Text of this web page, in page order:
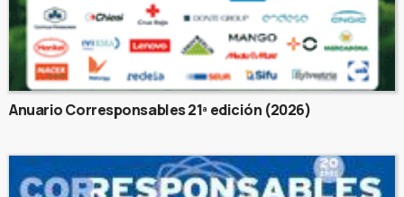
Anuario Corresponsables 21ª edición (2026)